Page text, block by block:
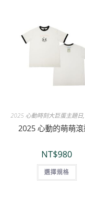
2025 心動時刻大巨蛋主題日,
2025 心動的萌萌
NT$980
選擇規格